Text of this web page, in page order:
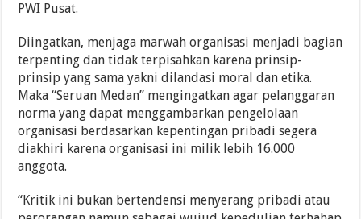
PWI Pusat.
Diingatkan, menjaga marwah organisasi menjadi bagian
terpenting dan tidak terpisahkan karena prinsip-
prinsip yang sama yakni dilandasi moral dan etika.
Maka “Seruan Medan” mengingatkan agar pelanggaran
norma yang dapat menggambarkan pengelolaan
organisasi berdasarkan kepentingan pribadi segera
diakhiri karena organisasi ini milik lebih 16.000
anggota.
“Kritik ini bukan bertendensi menyerang pribadi atau